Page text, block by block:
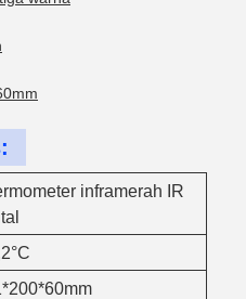
inframerah IR